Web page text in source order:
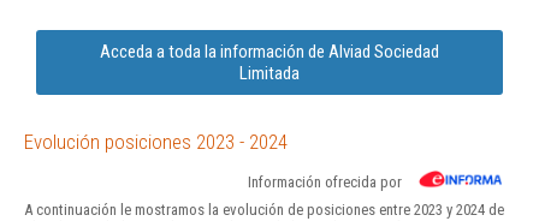
Acceda a toda la información de Alviad Sociedad
Limitada
Evolución posiciones 2023 - 2024
Información ofrecida por
A continuación le mostramos la evolución de posiciones entre 2023 y 2024 de